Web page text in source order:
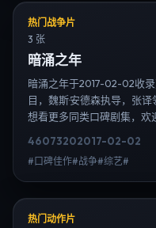
热门战争片
3 张
暗涌之年
暗涌之年于2017-02-02收
目，魏斯·安德森执导，张
想看更多同类口碑剧集，欢
电视剧、韩剧全集、日剧高
46073202017-02-02
#口碑佳作#战争#综艺#
热门动作片